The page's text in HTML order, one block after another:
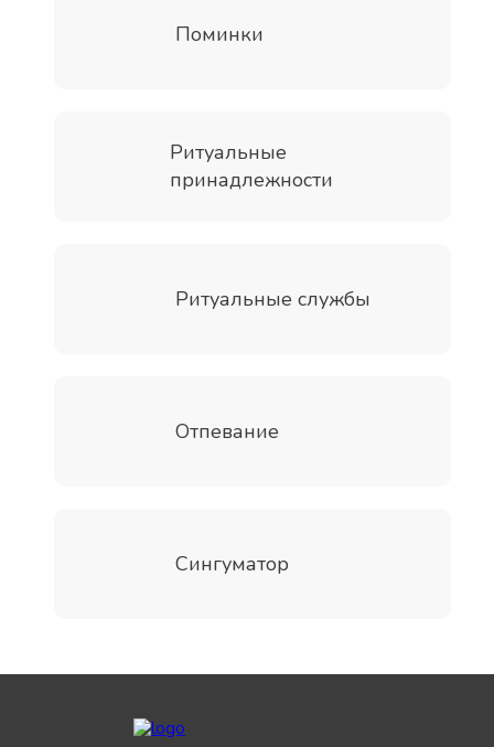
Поминки
Ритуальные
принадлежности
Ритуальные службы
Отпевание
Сингуматор